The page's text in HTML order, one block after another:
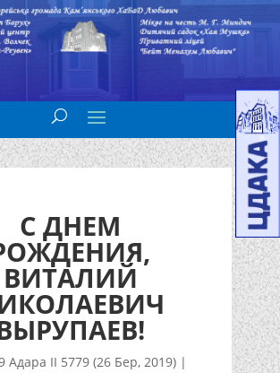
С ДНЕМ
ВИТАЛИЙ
Адара II 5779 (26 Бер, 2019) |